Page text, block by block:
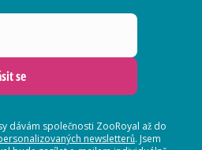
se
dávám společnosti ZooRoyal až do
newsletterů. Jsem